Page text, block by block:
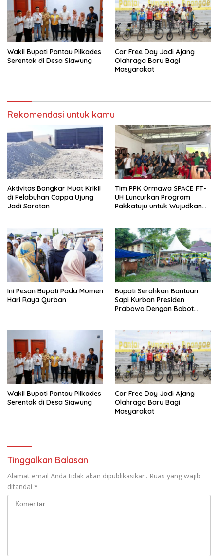
Wakil Bupati Pantau Pilkades
Serentak di Desa Siawung
Car Free Day Jadi Ajang
Olahraga Baru Bagi
Masyarakat
Rekomendasi untuk kamu
Aktivitas Bongkar Muat Krikil
di Pelabuhan Cappa Ujung
Jadi Sorotan
Tim PPK Ormawa SPACE FT-
UH Luncurkan Program
Pakkatuju untuk Wujudkan
Ini Pesan Bupati Pada Momen
Hari Raya Qurban
Bupati Serahkan Bantuan
Sapi Kurban Presiden
Prabowo Dengan Bobot
Wakil Bupati Pantau Pilkades
Serentak di Desa Siawung
Car Free Day Jadi Ajang
Olahraga Baru Bagi
Masyarakat
Tinggalkan Balasan
Alamat email Anda tidak akan dipublikasikan. Ruas yang wajib
ditandai *